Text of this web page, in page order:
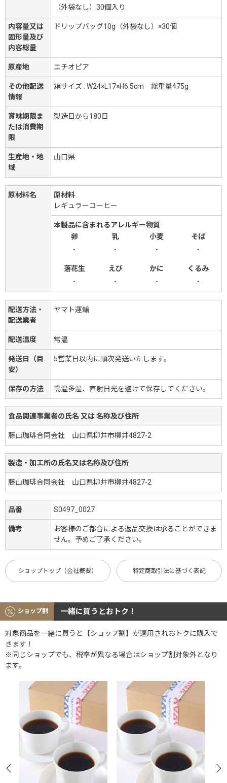
（外袋なし）30個入り
内容量又は
固形量及び
内容総量
ドリップバッグ10g（外袋なし）×30個
原産地 エチオピア
その他配送
情報
箱サイズ : W24×L17×H6.5cm 総重量475g
賞味期限ま
たは消費期
限
製造日から180日
生産地・地
域
山口県
原材料名
原材料
レギュラーコーヒー
本製品に含まれるアレルギー物質
卵
乳 小麦
そば
-
- - -
落花生 えび かに
くるみ
-
- - -
配送方法・
配送業者
ヤマト運輸
配送温度 常温
発送日（目
安）
5営業日以内に順次発送いたします。
保存の方法 高温多湿、直射日光を避けて保存してください。
食品関連事業者の氏名 又は 名称及び住所
藤山珈琲合同会社 山口県柳井市柳井4827-2
製造・加工所の氏名又は名称及び住所
藤山珈琲合同会社 山口県柳井市柳井4827-2
品番 S0497_0027
備考
お客様のご都合による返品交換は承ることができま
せん。予めご了承ください。
ショップトップ（会社概要） 特定商取引法に基づく表記
ショップ割 一緒に買うとおトク！
対象商品を一緒に買うと【ショップ割】が適用されおトクに購入で
きます！
※同じショップでも、税率が異なる場合はショップ割対象外となり
ます。